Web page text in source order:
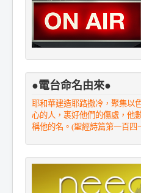
●電台命名由來●
耶和華建造耶路撒冷，聚集以
心的人，裹好他們的傷處，他
稱他的名。(聖經詩篇第一百四